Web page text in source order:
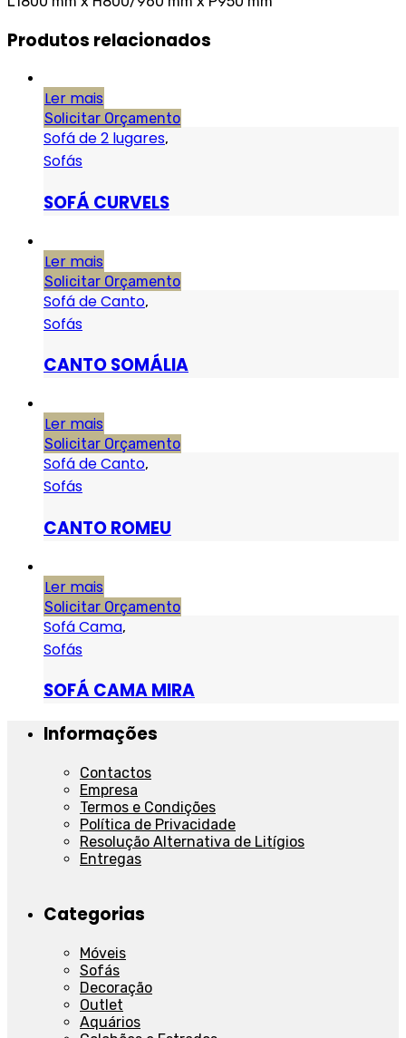
Produtos relacionados
Ler mais
Solicitar Orçamento
Sofá de 2 lugares,
Sofás
SOFÁ CURVELS
Ler mais
Solicitar Orçamento
Sofá de Canto,
Sofás
CANTO SOMÁLIA
Ler mais
Solicitar Orçamento
Sofá de Canto,
Sofás
CANTO ROMEU
Ler mais
Solicitar Orçamento
Sofá Cama,
Sofás
SOFÁ CAMA MIRA
Informações
Contactos
Empresa
Termos e Condições
Política de Privacidade
Resolução Alternativa de Litígios
Entregas
Categorias
Móveis
Sofás
Decoração
Outlet
Aquários